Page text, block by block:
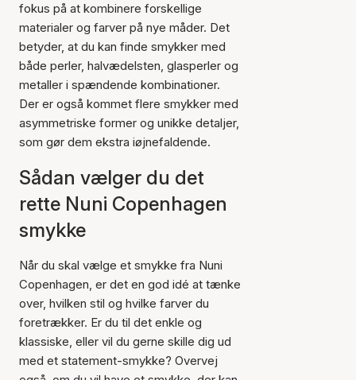
fokus på at kombinere forskellige
materialer og farver på nye måder. Det
betyder, at du kan finde smykker med
både perler, halvædelsten, glasperler og
metaller i spændende kombinationer.
Der er også kommet flere smykker med
asymmetriske former og unikke detaljer,
som gør dem ekstra iøjnefaldende.
Sådan vælger du det
rette Nuni Copenhagen
smykke
Når du skal vælge et smykke fra Nuni
Copenhagen, er det en god idé at tænke
over, hvilken stil og hvilke farver du
foretrækker. Er du til det enkle og
klassiske, eller vil du gerne skille dig ud
med et statement-smykke? Overvej